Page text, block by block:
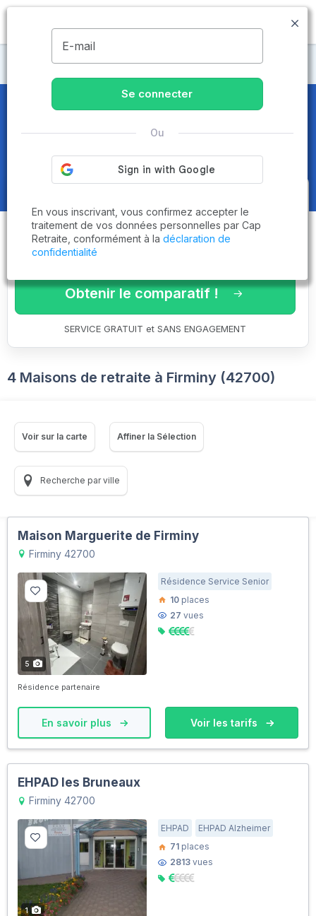
MENU
Maisons de retraite Loire
Maisons de retraite et EHPAD
Firminy (42700)
Obtenez le
comparatif des
établissementsadaptés à vos
critères en 3 minutes !
Obtenir le comparatif !
SERVICE GRATUIT et SANS ENGAGEMENT
4 Maisons de retraite à Firminy (42700)
Voir sur la carte Affiner la Sélection
Recherche par ville
Maison Marguerite de Firminy
Firminy 42700
5
Résidence Service Senior
10 places
27 vues
Résidence partenaire
En savoir plus Voir les tarifs
EHPAD les Bruneaux
Firminy 42700
1
EHPAD
EHPAD Alzheimer
71 places
2813 vues
E-mail
Se connecter
Ou
En vous inscrivant, vous confirmez accepter le
traitement de vos données personnelles par Cap
Retraite, conformément à la déclaration de
confidentialité